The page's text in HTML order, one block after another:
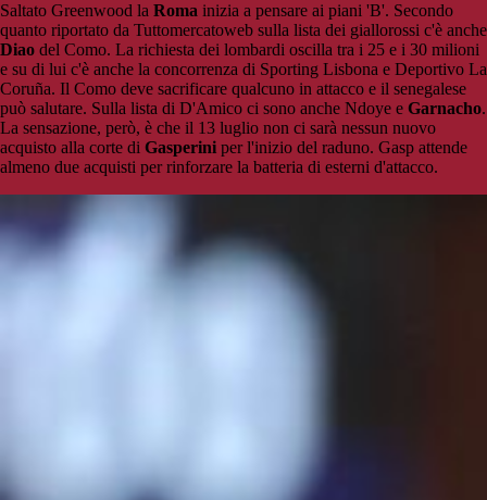
Saltato Greenwood la Roma inizia a pensare ai piani 'B'. Secondo
quanto riportato da Tuttomercatoweb sulla lista dei giallorossi c'è anche
Diao del Como. La richiesta dei lombardi oscilla tra i 25 e i 30 milioni
e su di lui c'è anche la concorrenza di Sporting Lisbona e Deportivo La
Coruña. Il Como deve sacrificare qualcuno in attacco e il senegalese
può salutare. Sulla lista di D'Amico ci sono anche Ndoye e Garnacho.
La sensazione, però, è che il 13 luglio non ci sarà nessun nuovo
acquisto alla corte di Gasperini per l'inizio del raduno. Gasp attende
almeno due acquisti per rinforzare la batteria di esterni d'attacco.